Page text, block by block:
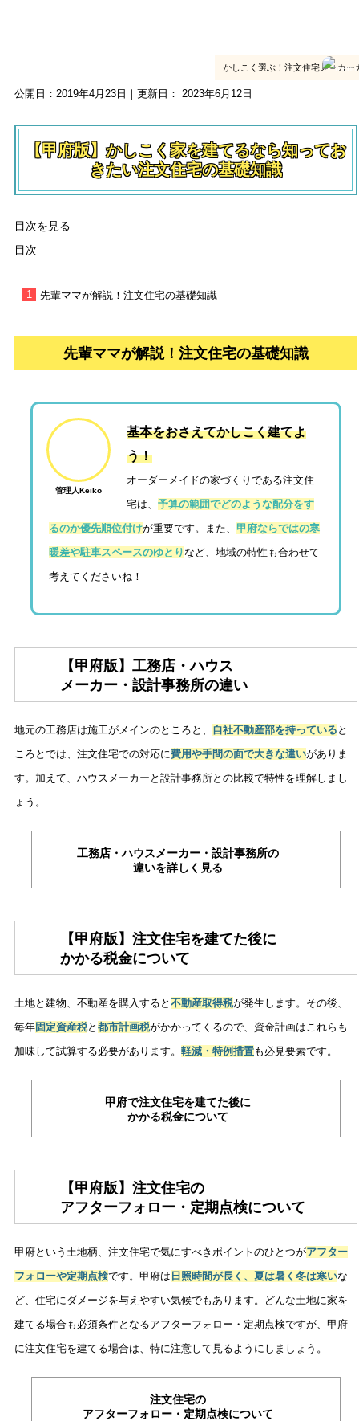
かしこく選ぶ！注文住宅メーカー
公開日： 2019年4月23日 ｜更新日： 2023年6月12日
【甲府版】かしこく家を建てるなら知ってお
きたい注文住宅の基礎知識
目次を見る
目次
先輩ママが解説！注文住宅の基礎知識
先輩ママが解説！注文住宅の基礎知識
管理人Keiko
基本をおさえてかしこく建てよ
う！
オーダーメイドの家づくりである注文住
宅は、 予算の範囲でどのような配分をす
るのか優先順位付けが重要です。また、 甲府ならではの寒
暖差や駐車スペースのゆとりなど、地域の特性も合わせて
考えてくださいね！
【甲府版】工務店・ハウス
メーカー・設計事務所の違い
地元の工務店は施工がメインのところと、 自社不動産部を持っている と
ころとでは、注文住宅での対応に費用や手間の面で大きな違いがありま
す。加えて、ハウスメーカーと設計事務所との比較で特性を理解しまし
ょう。
工務店・ハウスメーカー・設計事務所の
違いを詳しく見る
【甲府版】注文住宅を建てた後に
かかる税金について
土地と建物、不動産を購入すると 不動産取得税が発生します。その後、
毎年固定資産税と 都市計画税がかかってくるので、資金計画はこれらも
加味して試算する必要があります。 軽減・特例措置も必見要素です。
甲府で注文住宅を建てた後に
かかる税金について
【甲府版】注文住宅の
アフターフォロー・定期点検について
甲府という土地柄、注文住宅で気にすべきポイントのひとつがアフター
フォローや定期点検です。甲府は 日照時間が長く、夏は暑く冬は寒いな
ど、住宅にダメージを与えやすい気候でもあります。どんな土地に家を
建てる場合も必須条件となるアフターフォロー・定期点検ですが、甲府
に注文住宅を建てる場合は、特に注意して見るようにしましょう。
注文住宅の
アフターフォロー・定期点検について